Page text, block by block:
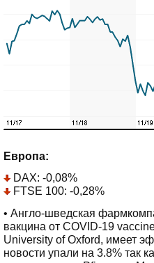
Европа:
DAX: -0,08%
FTSE 100: -0,28%
• Англо-шведская
вакцина от COVID-19
University of Oxford, имеет
новости упали на 3.8% так